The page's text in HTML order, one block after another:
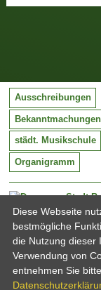
Stadt
32683
Tel:
Email:
Ausschreibungen
Bekanntmachungen
städt. Musikschule
Organigramm
Diese Webseite
bestmögliche
die Nutzung dieser
Verwendung von
entnehmen Sie